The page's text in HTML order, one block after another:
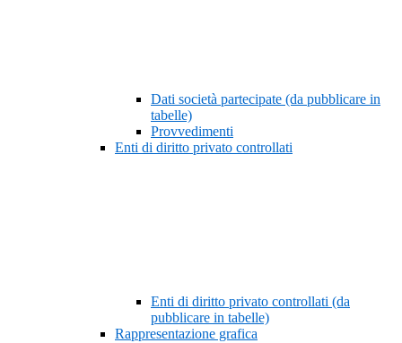
Dati società partecipate (da pubblicare in
tabelle)
Provvedimenti
Enti di diritto privato controllati
Enti di diritto privato controllati (da
pubblicare in tabelle)
Rappresentazione grafica